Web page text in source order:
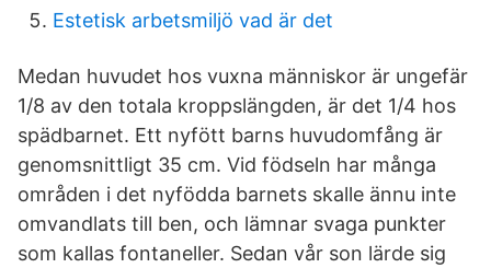
Estetisk arbetsmiljö vad är det
Medan huvudet hos vuxna människor är ungefär
1/8 av den totala kroppslängden, är det 1/4 hos
spädbarnet. Ett nyfött barns huvudomfång är
genomsnittligt 35 cm. Vid födseln har många
områden i det nyfödda barnets skalle ännu inte
omvandlats till ben, och lämnar svaga punkter
som kallas fontaneller. Sedan vår son lärde sig